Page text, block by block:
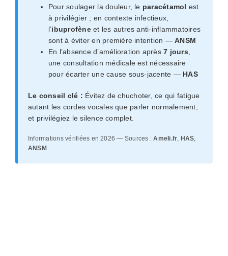
Pour soulager la douleur, le paracétamol est
à privilégier ; en contexte infectieux,
l’ibuprofèneet les autres anti-inflammatoires
sont à éviter en première intention —ANSM
En l’absence d’amélioration après7 jours
une consultation médicale est nécessaire
pour écarter une cause sous-jacente — HAS
Le conseil clé : Évitez de chuchoter, ce qui fatigue
autant les cordes vocales que parler normalement,
et privilégiez le silence complet.
Informations vérifiées en 2026 — Sources :Ameli.fr, HAS,
ANSM